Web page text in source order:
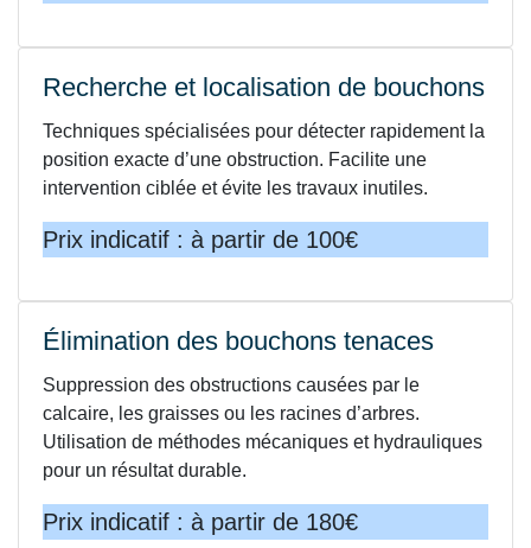
Recherche et localisation de bouchons
Techniques spécialisées pour détecter rapidement la
position exacte d’une obstruction. Facilite une
intervention ciblée et évite les travaux inutiles.
Prix indicatif : à partir de 100€
Élimination des bouchons tenaces
Suppression des obstructions causées par le
calcaire, les graisses ou les racines d’arbres.
Utilisation de méthodes mécaniques et hydrauliques
pour un résultat durable.
Prix indicatif : à partir de 180€